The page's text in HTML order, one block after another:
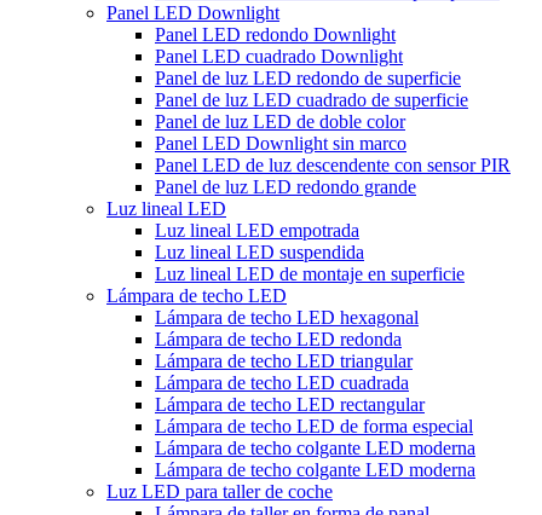
Panel LED Downlight
Panel LED redondo Downlight
Panel LED cuadrado Downlight
Panel de luz LED redondo de superficie
Panel de luz LED cuadrado de superficie
Panel de luz LED de doble color
Panel LED Downlight sin marco
Panel LED de luz descendente con sensor PIR
Panel de luz LED redondo grande
Luz lineal LED
Luz lineal LED empotrada
Luz lineal LED suspendida
Luz lineal LED de montaje en superficie
Lámpara de techo LED
Lámpara de techo LED hexagonal
Lámpara de techo LED redonda
Lámpara de techo LED triangular
Lámpara de techo LED cuadrada
Lámpara de techo LED rectangular
Lámpara de techo LED de forma especial
Lámpara de techo colgante LED moderna
Lámpara de techo colgante LED moderna
Luz LED para taller de coche